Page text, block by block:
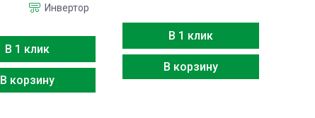
Инвертор
В 1 клик
В корзину
В 1 клик
В корзину